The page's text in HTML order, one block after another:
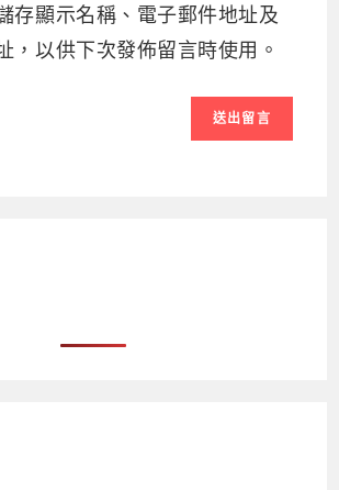
存顯示名稱、電子郵件地址及
，以供下次發佈留言時使用。